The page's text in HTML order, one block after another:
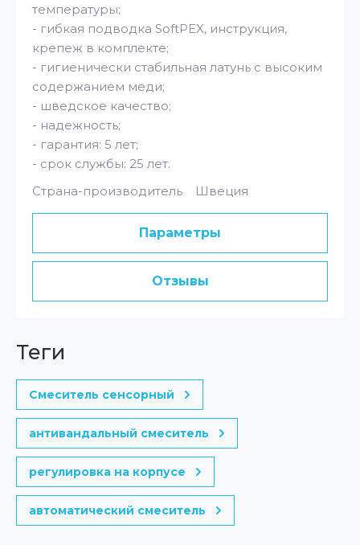
температуры;
- гибкая подводка SoftPEX, инструкция,
крепеж в комплекте;
- гигиенически стабильная латунь с высоким
содержанием меди;
- шведское качество;
- надежность;
- гарантия: 5 лет;
- срок службы: 25 лет.
Страна-производитель Швеция
Параметры
Отзывы
теги
Смеситель сенсорный
антивандальный смеситель
регулировка на корпусе
автоматический смеситель